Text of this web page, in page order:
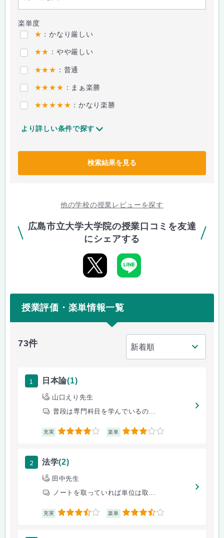
楽単度
★ ：かなり厳しい
★★ ：やや厳しい
★★★ ：普通
★★★★ ：まぁ楽勝
★★★★★ ：かなり楽勝
より詳しい条件で探す
検索結果を見る
他の学校の授業レビューを探す
広島市立大学大学院の授業口コミを友達
にシェアする
授業評価・楽単情報一覧
73件
1 日本論(1)
山口えり先生
普段は専門科目を学んでいるの...
充実 4 楽単 3
2 法学(2)
田中先生
ノートを取っていれば単位は取...
充実 3.5 楽単 3.5